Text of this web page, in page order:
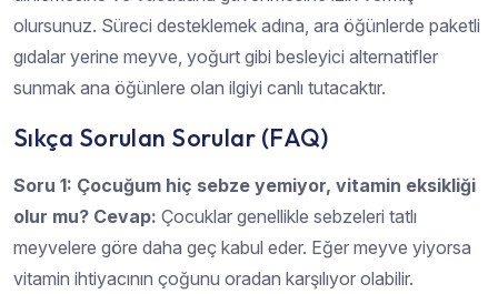
olursunuz. Süreci desteklemek adına, ara öğünlerde paketli
gıdalar yerine meyve, yoğurt gibi besleyici alternatifler
sunmak ana öğünlere olan ilgiyi canlı tutacaktır.
Sıkça Sorulan Sorular (FAQ)
Soru 1: Çocuğum hiç sebze yemiyor, vitamin eksikliği
olur mu? Cevap: Çocuklar genellikle sebzeleri tatlı
meyvelere göre daha geç kabul eder. Eğer meyve yiyorsa
vitamin ihtiyacının çoğunu oradan karşılıyor olabilir.